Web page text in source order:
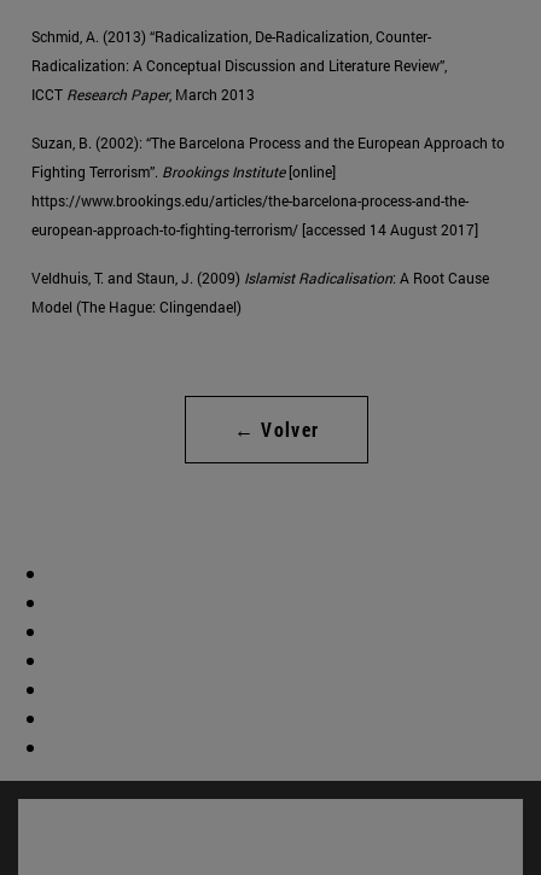
Schmid, A. (2013) “Radicalization, De-Radicalization, Counter-
Radicalization: A Conceptual Discussion and Literature Review”,
ICCT Research Paper, March 2013
Suzan, B. (2002): “The Barcelona Process and the European Approach to
Fighting Terrorism”. Brookings Institute[online]
https://www.brookings.edu/articles/the-barcelona-process-and-the-
european-approach-to-fighting-terrorism/ [accessed 14 August 2017]
Veldhuis, T. and Staun, J. (2009) Islamist Radicalisation: A Root Cause
Model (The Hague: Clingendael)
← Volver